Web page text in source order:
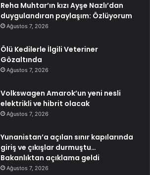
Reha Muhtar’ın kızı Ayşe Nazlı’dan
duygulandıran paylaşım: Özlüyorum
Ağustos 7, 2026
Ölü Kedilerle İlgili Veteriner
Gözaltında
Ağustos 7, 2026
Volkswagen Amarok’un yeni nesli
elektrikli ve hibrit olacak
Ağustos 7, 2026
Yunanistan’a açılan sınır kapılarında
giriş ve çıkışlar durmuştu…
Bakanlıktan açıklama geldi
Ağustos 7, 2026